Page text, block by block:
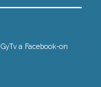
GyTv a Facebook-on